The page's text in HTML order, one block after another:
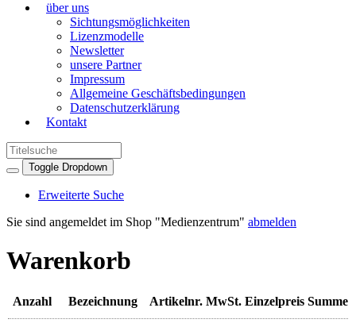
über uns
Sichtungsmöglichkeiten
Lizenzmodelle
Newsletter
unsere Partner
Impressum
Allgemeine Geschäftsbedingungen
Datenschutzerklärung
Kontakt
Toggle Dropdown
Erweiterte Suche
Sie sind angemeldet im Shop "Medienzentrum" abmelden
Warenkorb
Anzahl Bezeichnung Artikelnr. MwSt. Einzelpreis Summe